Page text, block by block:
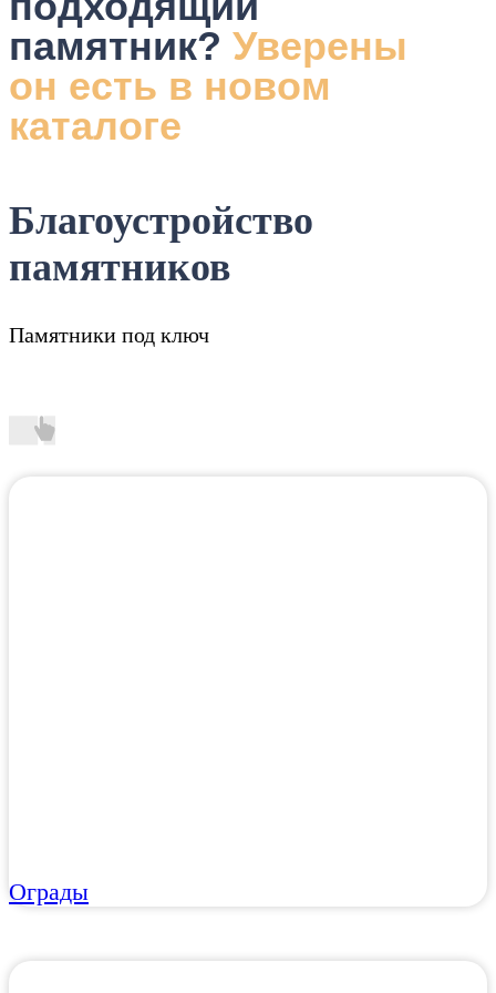
памятник? Уверены
он есть в новом
каталоге
Благоустройство
памятников
Памятники под ключ
Ограды